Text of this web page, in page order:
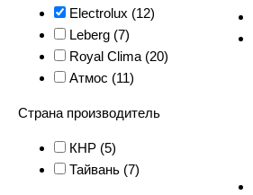
Electrolux (12)
Leberg (7)
Royal Clima (20)
Атмос (11)
Страна производитель
КНР (5)
Тайвань (7)